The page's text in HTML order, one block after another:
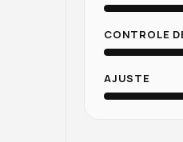
CONTROLE
AJUSTE